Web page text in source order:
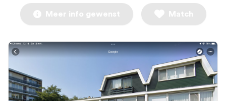
Meer info gewenst Match